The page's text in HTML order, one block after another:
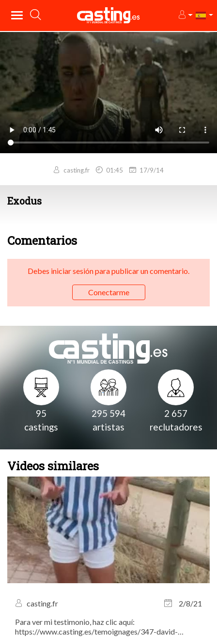
casting.fr 01:45 17/9/14
Exodus
Comentarios
Debes iniciar sesión para publicar un comentario.
Conectarme
95
castings
295 594
artistas
2 657
reclutadores
Videos similares
casting.fr
2/8/21
Para ver mi testimonio, haz clic aquí:
https://www.casting.es/temoignages/347-david-